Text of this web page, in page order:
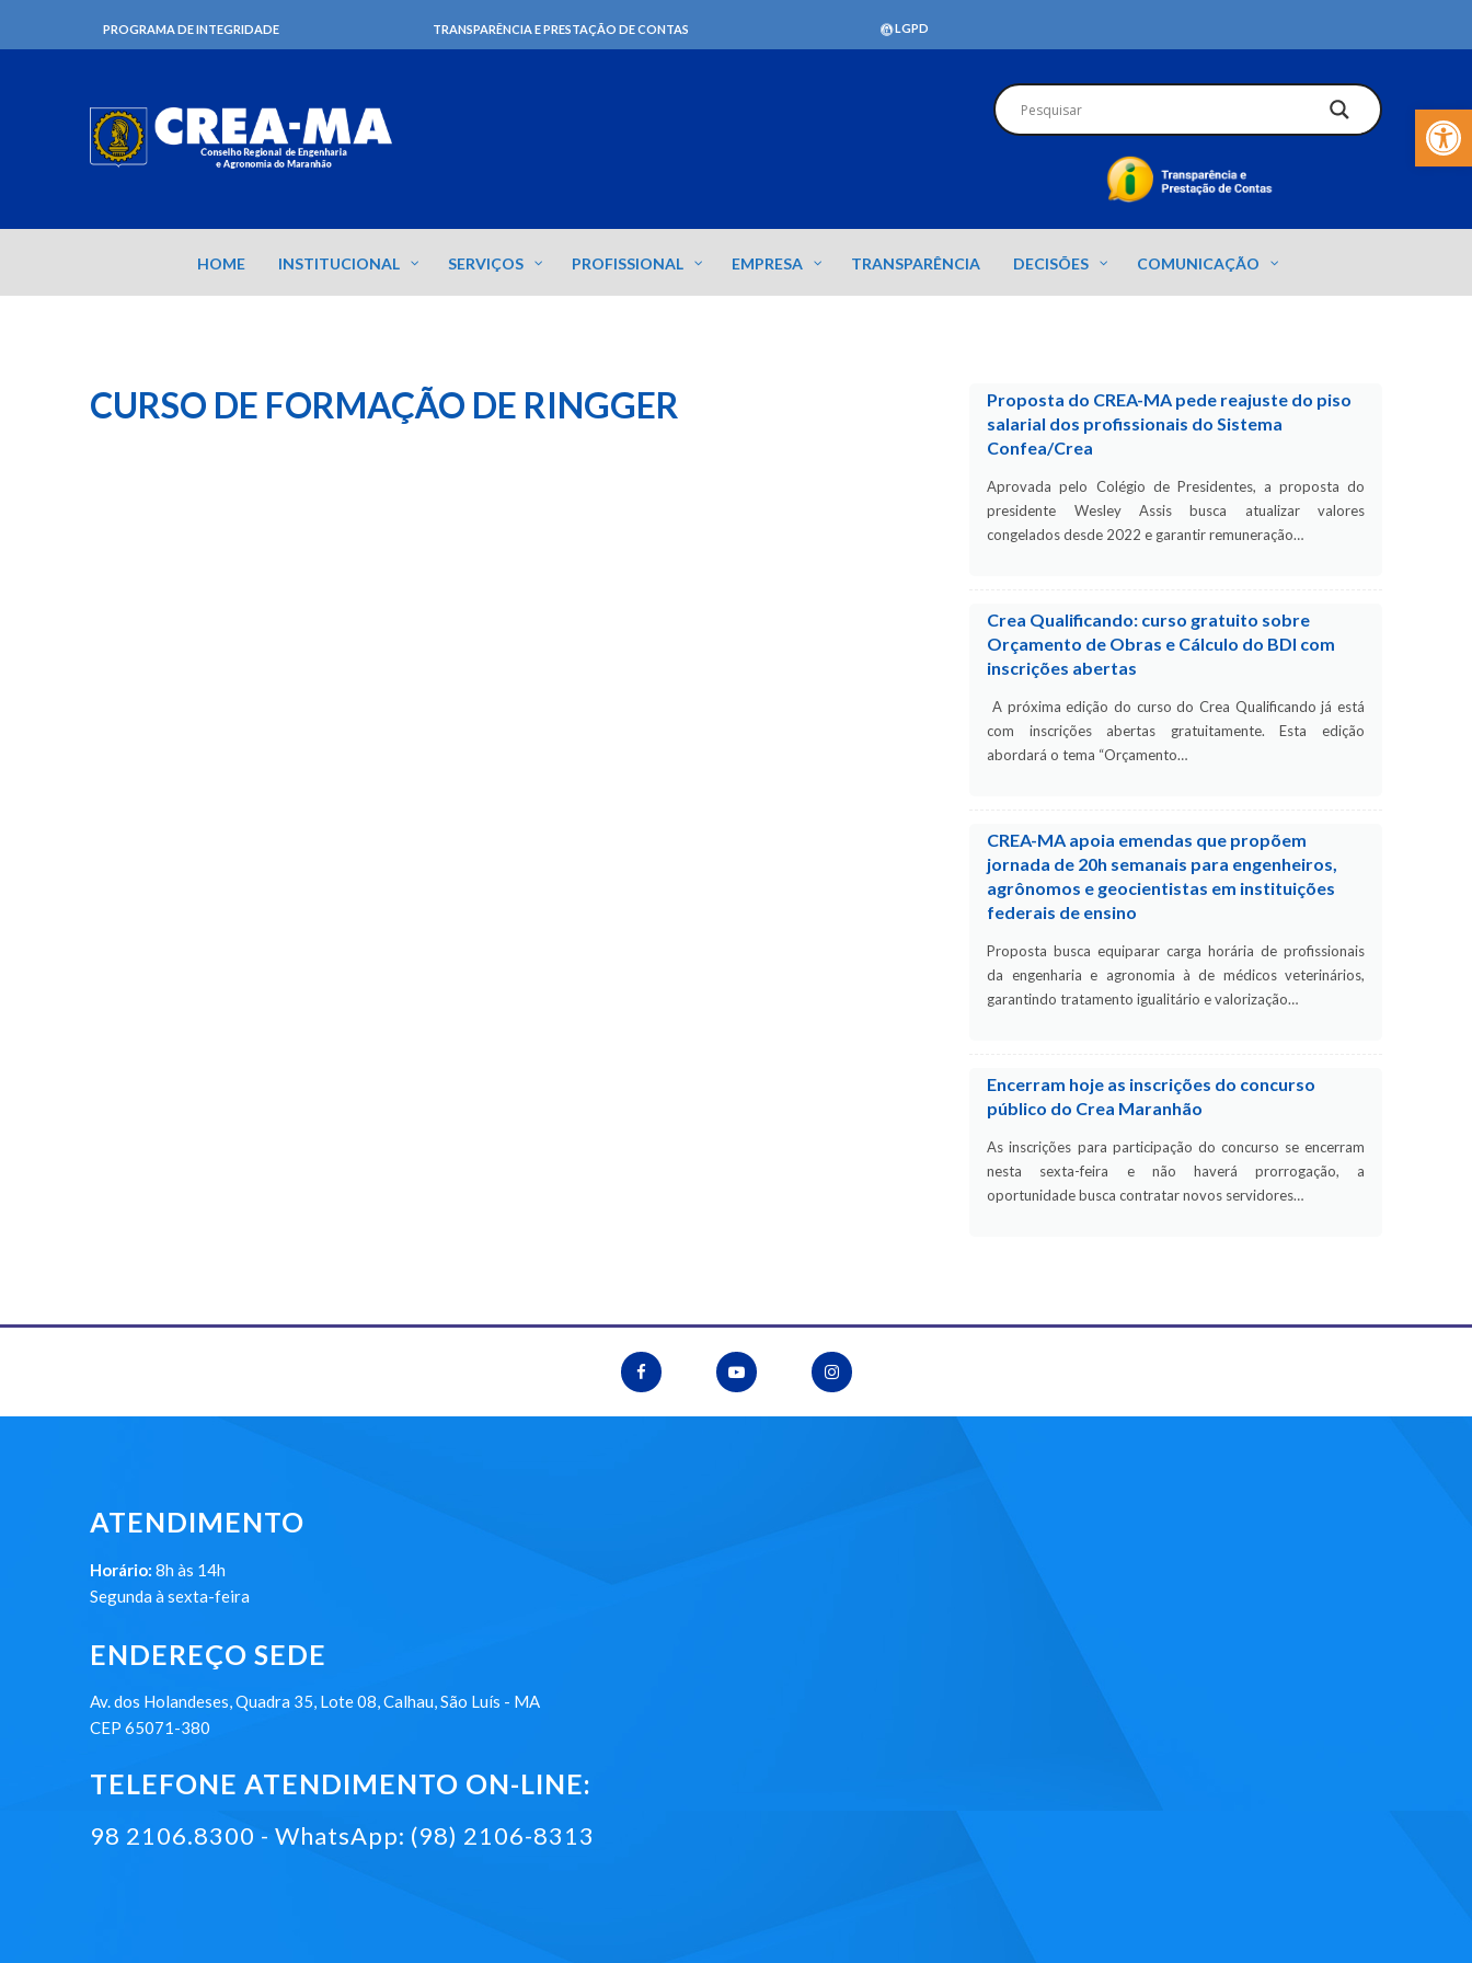
Barra de
PROGRAMA DE INTEGRIDADE TRANSPARÊNCIA E PRESTAÇÃO DE CONTAS LGPD
HOME INSTITUCIONAL SERVIÇOS PROFISSIONAL EMPRESA TRANSPARÊNCIA DECISÕES COMUNICAÇÃO
CURSO DE FORMAÇÃO DE RINGGER
Proposta do CREA-MA pede reajuste do piso
salarial dos profissionais do Sistema
Confea/Crea
Aprovada pelo Colégio de Presidentes, a proposta do
presidente Wesley Assis busca atualizar valores
congelados desde 2022 e garantir remuneração…
Crea Qualificando: curso gratuito sobre
Orçamento de Obras e Cálculo do BDI com
inscrições abertas
A próxima edição do curso do Crea Qualificando já está
com inscrições abertas gratuitamente. Esta edição
abordará o tema “Orçamento…
CREA-MA apoia emendas que propõem
jornada de 20h semanais para engenheiros,
agrônomos e geocientistas em instituições
federais de ensino
Proposta busca equiparar carga horária de profissionais
da engenharia e agronomia à de médicos veterinários,
garantindo tratamento igualitário e valorização…
Encerram hoje as inscrições do concurso
público do Crea Maranhão
As inscrições para participação do concurso se encerram
nesta sexta-feira e não haverá prorrogação, a
oportunidade busca contratar novos servidores…
ATENDIMENTO
Horário: 8h às 14h
Segunda à sexta-feira
ENDEREÇO SEDE
Av. dos Holandeses, Quadra 35, Lote 08, Calhau, São Luís - MA
CEP 65071-380
TELEFONE ATENDIMENTO ON-LINE:
98 2106.8300 - WhatsApp: (98) 2106-8313